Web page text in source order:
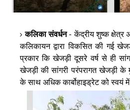
कलिका संवर्धन- केंद्रीय शुष्क क्षेत्र
कलिकायन द्वारा विकसित की गई
प्रकार कि खेजड़ी दूसरे वर्ष से ही
खेजड़ी की सांगरी परंपरागत खेजड़ी के
के साथ अधिक कार्बोहाइड्रेट को स्वयं